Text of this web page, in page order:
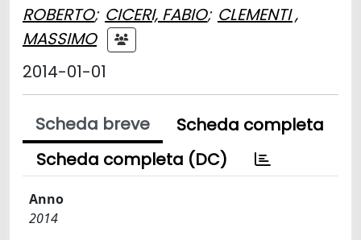
ROBERTO; CICERI, FABIO; CLEMENTI ,
MASSIMO
2014-01-01
Scheda breve
Scheda completa
Scheda completa (DC)
Anno
2014